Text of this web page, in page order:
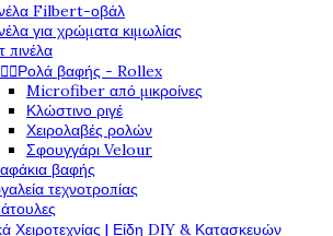
Filbert-οβάλ
για χρώματα κιμωλίας
πινέλα
Ρολά βαφής - Rollex
Microfiber από μικροίνες
Κλώστινο ριγέ
Χειρολαβές ρολών
Σφουγγάρι Velour
βαφής
τεχνοτροπίας
Χειροτεχνίας | Είδη DIY & Κατασκευών